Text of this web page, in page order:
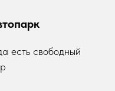
есть свободный